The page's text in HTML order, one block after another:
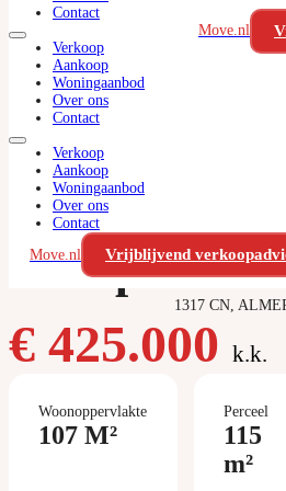
Ga naar hoofdinhoud Ga naar voettekst
Contact
Verkoop
Aankoop
Woningaanbod
Over ons
Contact
Move.nl
Verkoop
Aankoop
Woningaanbod
Over ons
Contact
Move.nl
Vrijblijvend
Zwinpad 24
1317 CN,
€ 425.000 k.k.
Woonoppervlakte
107 M²
Perceel
115
m²